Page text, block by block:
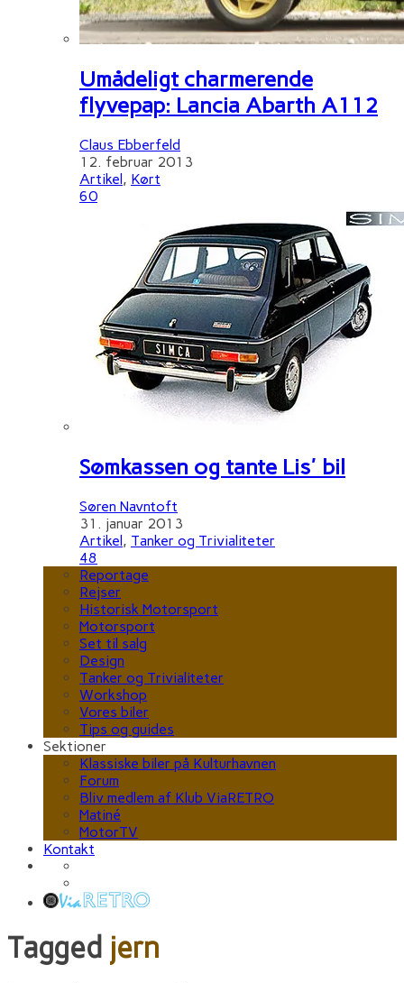
Umådeligt charmerende
flyvepap: Lancia Abarth A112
Claus Ebberfeld
12. februar 2013
Artikel, Kørt
60
Sømkassen og tante Lis' bil
Søren Navntoft
31. januar 2013
Artikel, Tanker og Trivialiteter
48
Reportage
Rejser
Historisk Motorsport
Motorsport
Set til salg
Design
Tanker og Trivialiteter
Workshop
Vores biler
Tips og guides
Sektioner
Klassiske biler på Kulturhavnen
Forum
Bliv medlem af Klub ViaRETRO
Matiné
MotorTV
Kontakt
Tagged jern